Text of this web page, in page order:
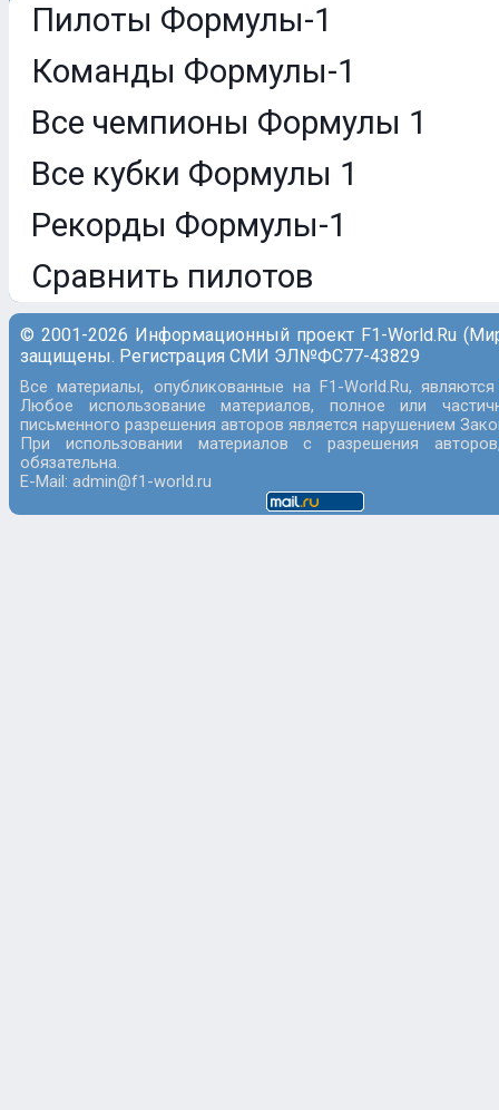
Пилоты Формулы-1
Команды Формулы-1
Все чемпионы Формулы 1
Все кубки Формулы 1
Рекорды Формулы-1
Сравнить пилотов
© 2001-2026 Информационный проект F1-World.Ru
защищены. Регистрация СМИ ЭЛ№ФС77-43829
Все материалы, опубликованные на F1-World.Ru,
Любое использование материалов, полное или
письменного разрешения авторов является нарушением
При использовании материалов с разрешения
обязательна.
E-Mail: admin@f1-world.ru